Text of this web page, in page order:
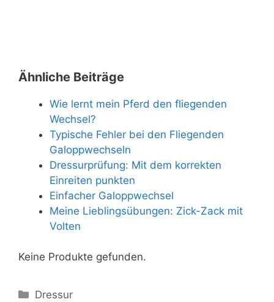
Ähnliche Beiträge
Wie lernt mein Pferd den fliegenden
Wechsel?
Typische Fehler bei den Fliegenden
Galoppwechseln
Dressurprüfung: Mit dem korrekten
Einreiten punkten
Einfacher Galoppwechsel
Meine Lieblingsübungen: Zick-Zack mit
Volten
Keine Produkte gefunden.
Kategorien
Dressur